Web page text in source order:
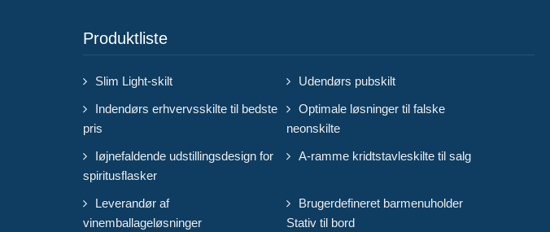
Produktliste
Slim Light-skilt
Udendørs pubskilt
Indendørs erhvervsskilte til bedste
pris
Optimale løsninger til falske
neonskilte
Iøjnefaldende udstillingsdesign for
spiritusflasker
A-ramme kridtstavleskilte til salg
Leverandør af
vinemballageløsninger
Brugerdefineret barmenuholder
Stativ til bord